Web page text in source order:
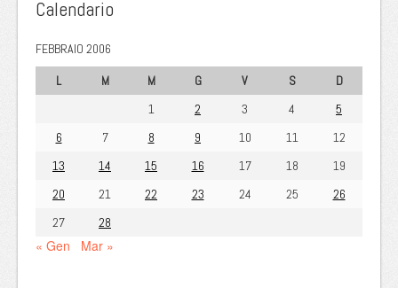
Calendario
FEBBRAIO 2006
L
M M G V S
D
1
2 3 4
5
6
7 8 9 10 11
12
13
14 15 16 17 18
19
20
21 22 23 24 25
26
27
28
« Gen Mar »